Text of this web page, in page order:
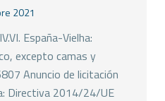
2021
España-Vielha:
excepto camas y
Anuncio de licitación
Directiva 2014/24/UE